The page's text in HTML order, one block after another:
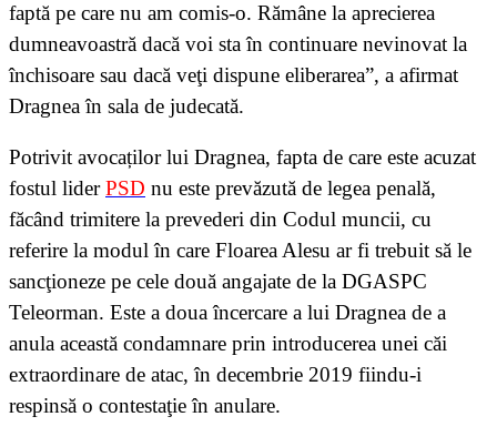
faptă pe care nu am comis-o. Rămâne la aprecierea
dumneavoastră dacă voi sta în continuare nevinovat la
închisoare sau dacă veţi dispune eliberarea”, a afirmat
Dragnea în sala de judecată.
Potrivit avocaților lui Dragnea, fapta de care este acuzat
fostul liderPSD nu este prevăzută de legea penală,
făcând trimitere la prevederi din Codul muncii, cu
referire la modul în care Floarea Alesu ar fi trebuit să le
sancţioneze pe cele două angajate de la DGASPC
Teleorman. Este a doua încercare a lui Dragnea de a
anula această condamnare prin introducerea unei căi
extraordinare de atac, în decembrie 2019 fiindu-i
respinsă o contestaţie în anulare.